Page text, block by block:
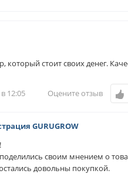
стоит своих денег.
12:05
Оцените отзыв
GURUGROW
своим мнением о
довольны покупкой.